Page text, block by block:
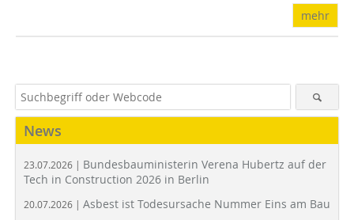
mehr
News
23.07.2026 | Bundesbauministerin Verena Hubertz auf der
Tech in Construction 2026 in Berlin
20.07.2026 | Asbest ist Todesursache Nummer Eins am Bau